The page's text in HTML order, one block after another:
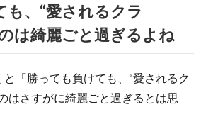
も、“愛されるクラ
は綺麗ごと過ぎるよね
「勝っても負けても、“愛されるク
はさすがに綺麗ごと過ぎるとは思